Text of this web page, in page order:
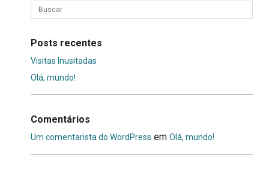
Posts recentes
Visitas Inusitadas
Olá, mundo!
Comentários
Um comentarista do WordPress em Olá, mundo!